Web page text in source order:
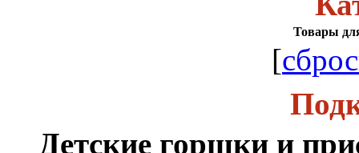
Товары
[
Детские горшки и